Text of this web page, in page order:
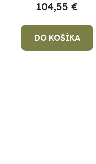
104,55 €
DO KOŠÍKA